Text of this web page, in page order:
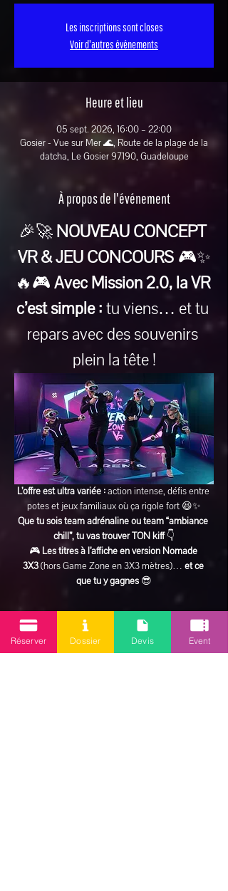
Les inscriptions sont closes
Voir d'autres événements
Heure et lieu
05 sept. 2026, 16:00 – 22:00
Gosier - Vue sur Mer 🌊, Route de la plage de la
datcha, Le Gosier 97190, Guadeloupe
À propos de l'événement
🎉🚀 NOUVEAU CONCEPT
VR & JEU CONCOURS 🎮✨
🔥🎮 Avec Mission 2.0, la VR
c’est simple : tu viens… et tu
repars avec des souvenirs
plein la tête !
L’offre est ultra variée : action intense, défis entre
potes et jeux familiaux où ça rigole fort 😆✨
Que tu sois team adrénaline ou team “ambiance
chill”, tu vas trouver TON kiff 👇
🎮 Les titres à l’affiche en version Nomade
3X3 (hors Game Zone en 3X3 mètres)… et ce
que tu y gagnes 😎
En lire plus >
Réserver Dossier Devis Event